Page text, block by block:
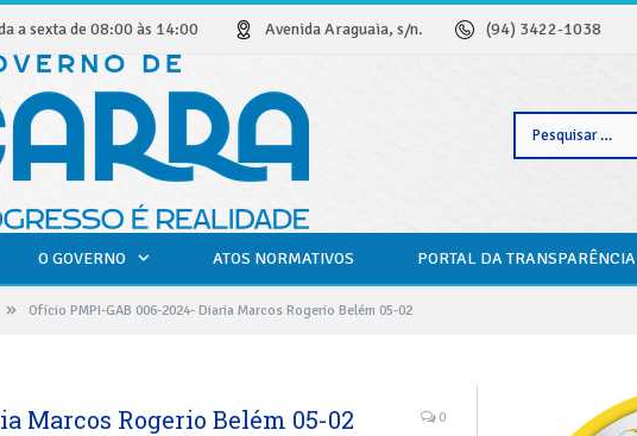
a sexta de 08:00 às 14:00 Avenida Araguaia, s/n. (94) 3422-1038
Pesquisar
O GOVERNO ATOS NORMATIVOS PORTAL DA TRANSPARÊNCIA
» Ofício PMPI-GAB 006-2024- Diaria Marcos Rogerio Belém 05-02
Marcos Rogerio Belém 05-02 0